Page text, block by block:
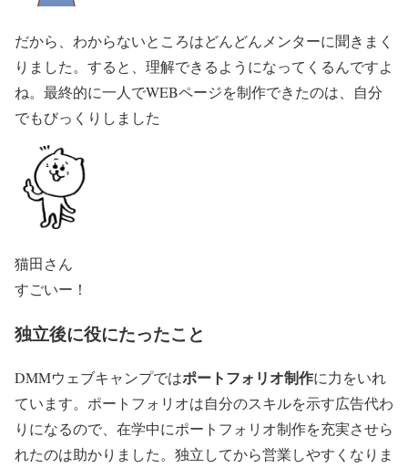
だから、わからないところはどんどんメンターに聞きまく
りました。すると、理解できるようになってくるんですよ
ね。最終的に一人でWEBページを制作できたのは、自分
でもびっくりしました
猫田さん
すごいー！
独立後に役にたったこと
DMMウェブキャンプではポートフォリオ制作に力をいれ
ています。ポートフォリオは自分のスキルを示す広告代わ
りになるので、在学中にポートフォリオ制作を充実させら
れたのは助かりました。独立してから営業しやすくなりま